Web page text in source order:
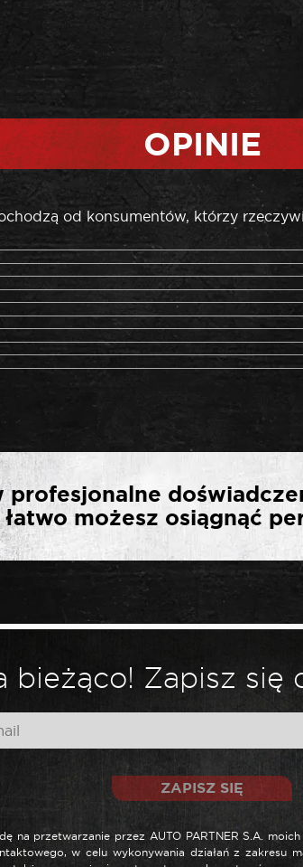
OPINIE
od konsumentów, którzy
OPINIĘ O
72 T”
Wymagane pola są oznaczone
profesjonalne
łatwo możesz osiągnąć
bieżąco! Zapisz się
ZAPISZ SIĘ
na przetwarzanie przez AUTO PARTNER S.A.
w celu wykonywania działań z zakresu